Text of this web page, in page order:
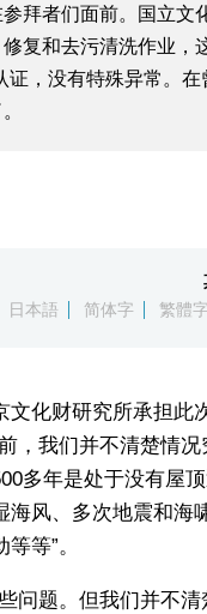
拜者们面前。国立文
复和去污清洗作业，
证，没有特殊异常。
日本語 简体字 繁體
文化财研究所承担此
，我们并不清楚情
多年是处于没有屋
海风、多次地震和
等”。
问题。但我们并不清